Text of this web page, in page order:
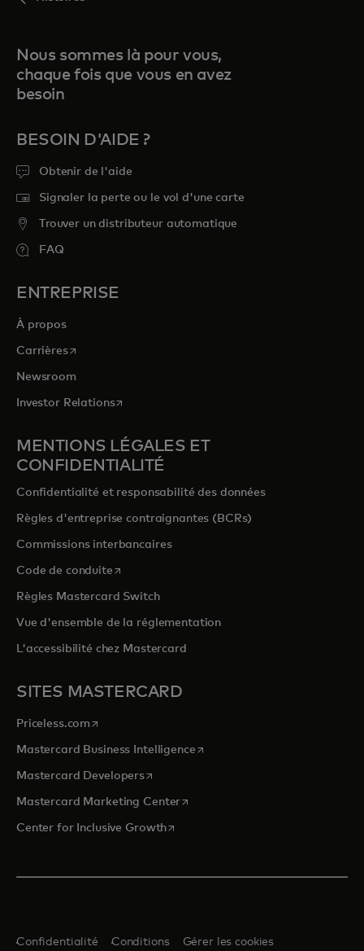
Nous sommes là pour vous,
chaque fois que vous en avez
besoin
BESOIN D'AIDE ?
Obtenir de l'aide
Signaler la perte ou le vol d'une carte
Trouver un distributeur automatique
FAQ
ENTREPRISE
À propos
Carrièress’ouvre dans un nouvel onglet
Newsroom
Investor Relationss’ouvre dans un nouvel onglet
MENTIONS LÉGALES ET
CONFIDENTIALITÉ
Confidentialité et responsabilité des données
Règles d'entreprise contraignantes (BCRs)
Commissions interbancaires
Code de conduites’ouvre dans un nouvel onglet
Règles Mastercard Switch
Vue d'ensemble de la réglementation
L'accessibilité chez Mastercard
SITES MASTERCARD
Priceless.com s’ouvre dans un nouvel onglet
Mastercard Business Intelligences’ouvre dans un nouvel onglet
Mastercard Developerss’ouvre dans un nouvel onglet
Mastercard Marketing Centers’ouvre dans un nouvel onglet
Center for Inclusive Growths’ouvre dans un nouvel onglet
Confidentialité Conditions Gérer les cookies